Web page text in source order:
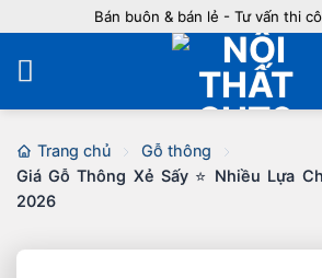
nội
dung
Bán buôn & bán lẻ - Tư vấn thi
Trang chủ
Gỗ thông
Giá Gỗ Thông Xẻ Sấy ⭐️ Nhiều Lựa
2026